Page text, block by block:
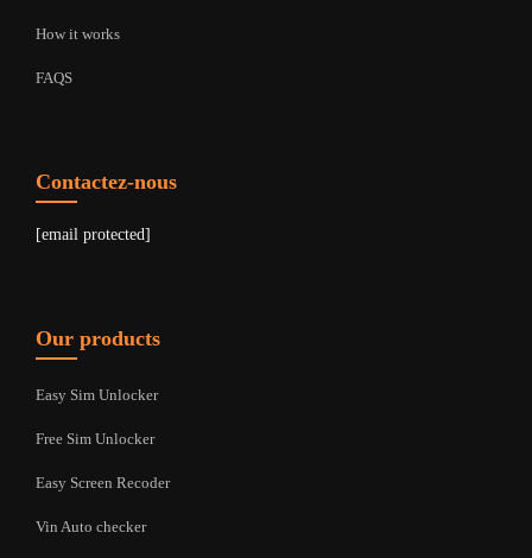
How it works
FAQS
Contactez-nous
[email protected]
Our products
Easy Sim Unlocker
Free Sim Unlocker
Easy Screen Recoder
Vin Auto checker